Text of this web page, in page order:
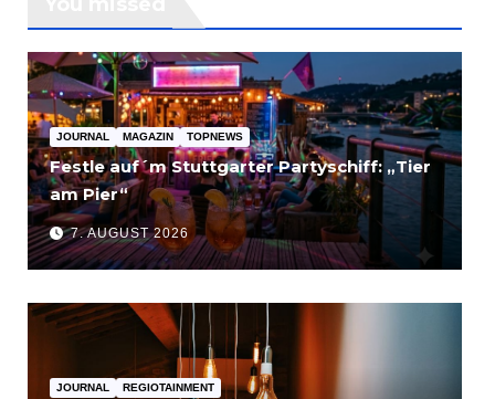
JOURNAL MAGAZIN TOPNEWS
Festle auf´m Stuttgarter Partyschiff: „Tier
am Pier“
7. AUGUST 2026
JOURNAL REGIOTAINMENT